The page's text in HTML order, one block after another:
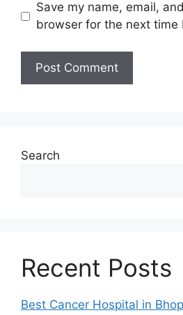
Save my name, email,
browser for the next time
Search
Recent Posts
Best Cancer Hospital in